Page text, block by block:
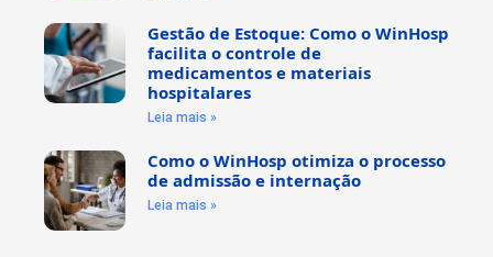
Gestão de Estoque: Como o WinHosp
facilita o controle de
medicamentos e materiais
hospitalares
Leia mais »
Como o WinHosp otimiza o processo
de admissão e internação
Leia mais »